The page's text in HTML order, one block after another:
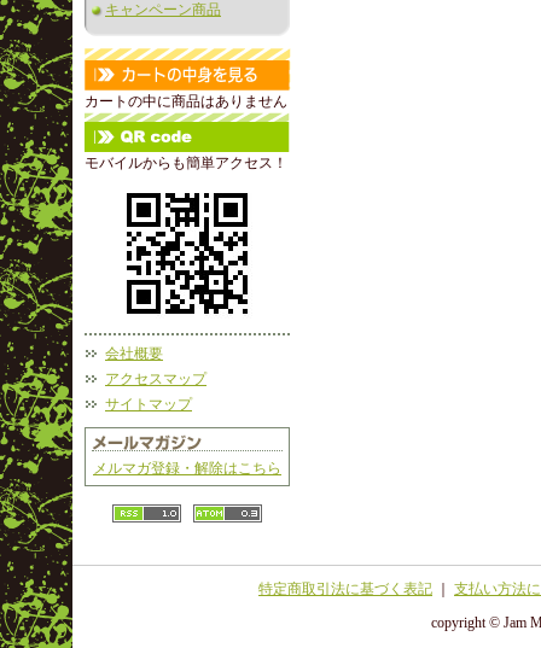
キャンペーン商品
カートの中に商品はありません
モバイルからも簡単アクセス！
会社概要
アクセスマップ
サイトマップ
メルマガ登録・解除はこちら
特定商取引法に基づく表記
支払い方法
copyright © Jam